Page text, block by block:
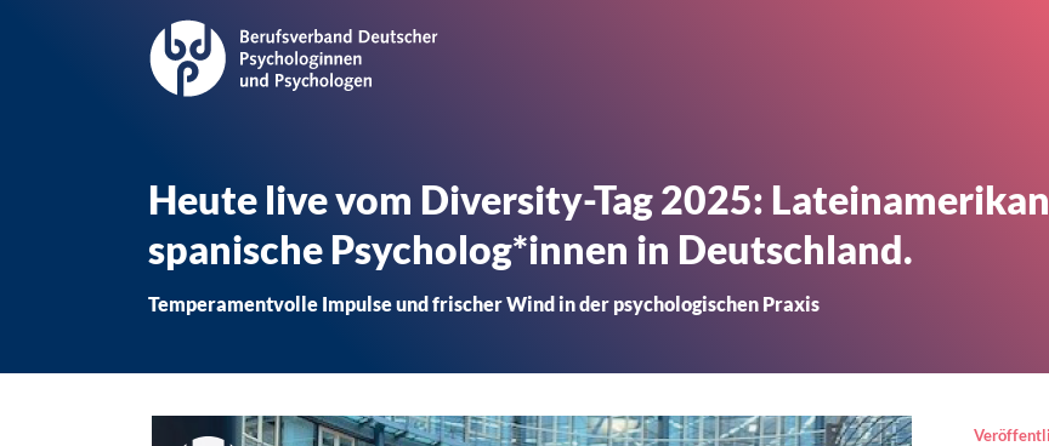
Heute live vom Diversity-Tag 2025:
spanische Psycholog*innen in Deutschland.
Temperamentvolle Impulse und frischer Wind in der psychologischen Praxis